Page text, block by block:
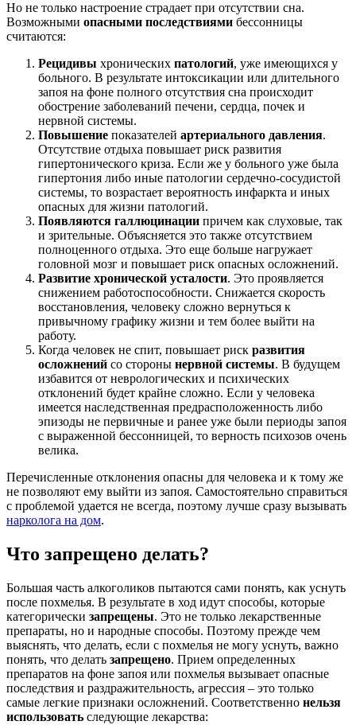
Но не только настроение страдает при отсутствии сна.
Возможными опасными последствиями бессонницы
считаются:
Рецидивы хронических патологий, уже имеющихся у
больного. В результате интоксикации или длительного
запоя на фоне полного отсутствия сна происходит
обострение заболеваний печени, сердца, почек и
нервной системы.
Повышение показателей артериального давления.
Отсутствие отдыха повышает риск развития
гипертонического криза. Если же у больного уже была
гипертония либо иные патологии сердечно-сосудистой
системы, то возрастает вероятность инфаркта и иных
опасных для жизни патологий.
Появляются галлюцинации причем как слуховые, так
и зрительные. Объясняется это также отсутствием
полноценного отдыха. Это еще больше нагружает
головной мозг и повышает риск опасных осложнений.
Развитие хронической усталости. Это проявляется
снижением работоспособности. Снижается скорость
восстановления, человеку сложно вернуться к
привычному графику жизни и тем более выйти на
работу.
Когда человек не спит, повышает риск развития
осложнений со стороны нервной системы. В будущем
избавится от неврологических и психических
отклонений будет крайне сложно. Если у человека
имеется наследственная предрасположенность либо
эпизоды не первичные и ранее уже были периоды запоя
с выраженной бессонницей, то верность психозов очень
велика.
Перечисленные отклонения опасны для человека и к тому же
не позволяют ему выйти из запоя. Самостоятельно справиться
с проблемой удается не всегда, поэтому лучше сразу вызывать
нарколога на дом.
Что запрещено делать?
Большая часть алкоголиков пытаются сами понять, как уснуть
после похмелья. В результате в ход идут способы, которые
категорически запрещены. Это не только лекарственные
препараты, но и народные способы. Поэтому прежде чем
выяснять, что делать, если с похмелья не могу уснуть, важно
понять, что делать запрещено. Прием определенных
препаратов на фоне запоя или похмелья вызывает опасные
последствия и раздражительность, агрессия – это только
самые легкие признаки осложнений. Соответственно нельзя
использовать следующие лекарства: